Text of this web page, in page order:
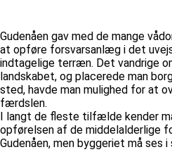
Gudenåen gav med de mange
at opføre forsvarsanlæg i det
indtagelige terræn. Det vandrige
landskabet, og placerede man
sted, havde man mulighed for at
færdslen.
I langt de fleste tilfælde kender
opførelsen af de middelalderlige
Gudenåen, men byggeriet må ses